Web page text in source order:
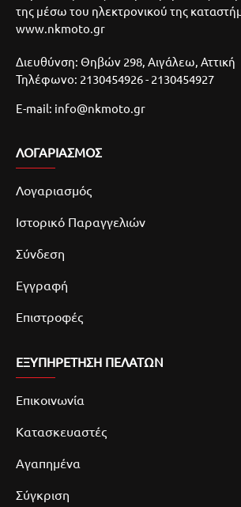
της μέσω του ηλεκτρονικού της
www.nkmoto.gr
Διευθύνση: Θηβών 298, Αιγάλεω, Αττική
Τηλέφωνο: 2130454926 - 2130454927
E-mail: info@nkmoto.gr
ΛΟΓΑΡΙΑΣΜΌΣ
Λογαριασμός
Ιστορικό Παραγγελιών
Σύνδεση
Εγγραφή
Επιστροφές
ΕΞΥΠΗΡΕΤΗΣΗ ΠΕΛΑΤΩΝ
Επικοινωνία
Κατασκευαστές
Αγαπημένα
Σύγκριση